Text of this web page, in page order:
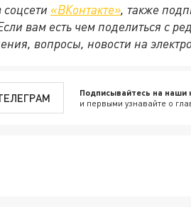
«ВКонтакте», также
вам есть чем поделиться с
вопросы, новости на
Подписывайтесь на наши
и первыми узнавайте о